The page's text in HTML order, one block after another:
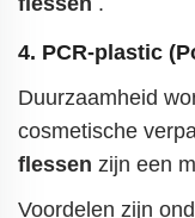
4. PCR-plastic
Duurzaamheid
cosmetische
flessen zijn een
Voordelen zijn